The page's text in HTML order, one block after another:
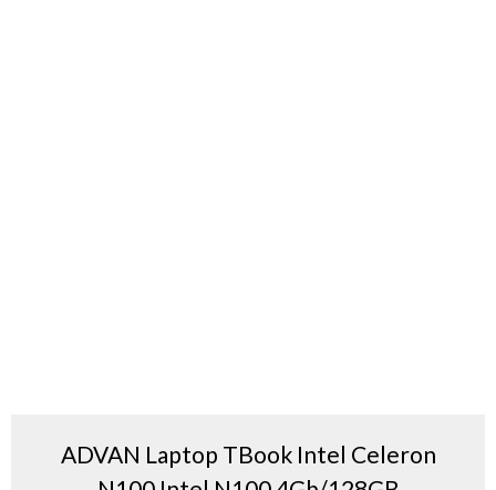
ADVAN Laptop TBook Intel Celeron